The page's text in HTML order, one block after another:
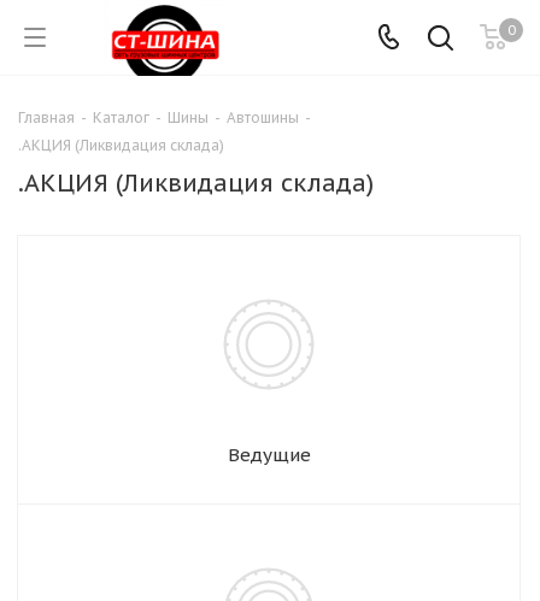
0
Главная - Каталог - Шины - Автошины -
.АКЦИЯ (Ликвидация склада)
.АКЦИЯ (Ликвидация склада)
Ведущие